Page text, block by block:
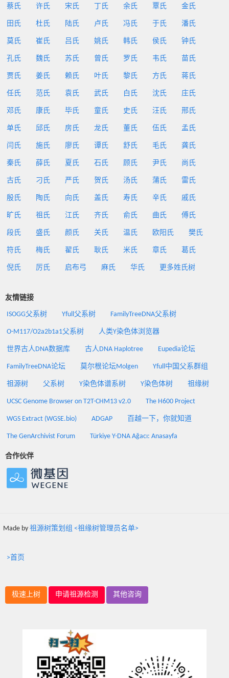
蔡氏 许氏 宋氏 丁氏 余氏 覃氏 金氏
田氏 杜氏 陆氏 卢氏 冯氏 于氏 潘氏
莫氏 崔氏 吕氏 姚氏 韩氏 侯氏 钟氏
孔氏 魏氏 苏氏 曾氏 罗氏 韦氏 苗氏
贾氏 姜氏 赖氏 叶氏 黎氏 方氏 蒋氏
任氏 范氏 袁氏 武氏 白氏 沈氏 庄氏
邓氏 康氏 毕氏 童氏 史氏 汪氏 邢氏
单氏 邱氏 房氏 龙氏 董氏 伍氏 孟氏
闫氏 施氏 廖氏 谭氏 舒氏 毛氏 龚氏
秦氏 薛氏 夏氏 石氏 顾氏 尹氏 尚氏
古氏 刁氏 严氏 贺氏 汤氏 蒲氏 雷氏
殷氏 陶氏 向氏 盖氏 寿氏 辛氏 戚氏
旷氏 祖氏 江氏 齐氏 俞氏 曲氏 傅氏
段氏 盛氏 颜氏 关氏 温氏 欧阳氏 樊氏
符氏 梅氏 翟氏 耿氏 米氏 章氏 葛氏
倪氏 厉氏 启布弓 麻氏 华氏 更多姓氏树
友情链接
ISOGG父系树 Yfull父系树 FamilyTreeDNA父系树
O-M117/O2a2b1a1父系树 人类Y染色体浏览器
世界古人DNA数据库 古人DNA Haplotree Eupedia论坛
FamilyTreeDNA论坛 莫尔根论坛Molgen Yfull中国父系群组
祖源树 父系树 Y染色体谱系树 Y染色体树 祖缘树
UCSC Genome Browser on T2T-CHM13 v2.0 The H600 Project
WGS Extract (WGSE.bio) ADGAP 百越一下，你就知道
The GenArchivist Forum Türkiye Y-DNA Ağacı: Anasayfa
合作伙伴
Made by 祖源树策划组 <祖缘树管理员名单>
>首页
极速上树 申请祖源检测 其他咨询